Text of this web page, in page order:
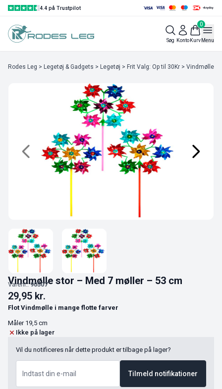
4.4 på Trustpilot
Søg Konto
0
KurvMenu
Rodes Leg > Legetøj & Gadgets > Legetøj > Frit Valg: Op til 30Kr > Vindmølle
Vindmølle stor – Med 7 møller – 53 cm
Varenr.:90507
29,95 kr.
Flot Vindmølle i mange flotte farver
Måler 19,5 cm
Ikke på lager
Vil du notificeres når dette produkt er tilbage på lager?
Tilmeld notifikationer